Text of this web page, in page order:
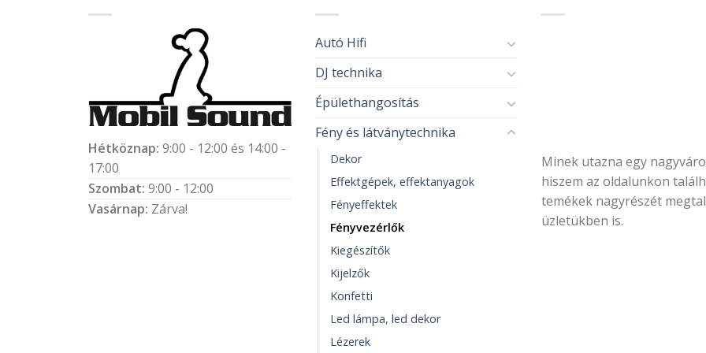
Hétköznap: 9:00 - 12:00 és 14:00 -
17:00
Szombat: 9:00 - 12:00
Vasárnap: Zárva!
Autó Hifi
DJ technika
Épülethangosítás
Fény és látványtechnika
Dekor
Effektgépek, effektanyagok
Fényeffektek
Fényvezérlők
Kiegészítők
Kijelzők
Konfetti
Led lámpa, led dekor
Lézerek
Minek utazna egy
hiszem az oldalunkon
temékek nagyrészét
üzletükben is.